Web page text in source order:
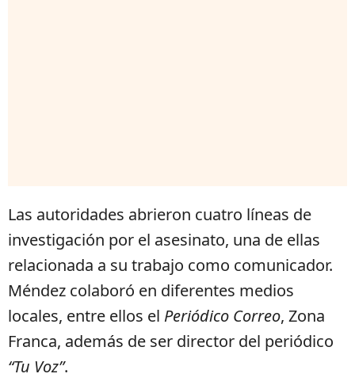
Las autoridades abrieron cuatro líneas de
investigación por el asesinato, una de ellas
relacionada a su trabajo como comunicador.
Méndez colaboró en diferentes medios
locales, entre ellos el Periódico Correo, Zona
Franca, además de ser director del periódico
“Tu Voz”.